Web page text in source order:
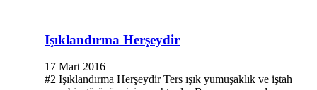
Işıklandırma Herşeydir
17 Mart 2016
#2 Işıklandırma Herşeydir Ters ışık yumuşaklık ve iştah